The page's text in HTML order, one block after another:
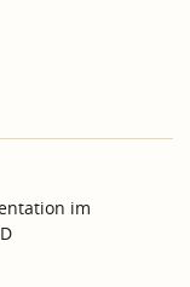
im